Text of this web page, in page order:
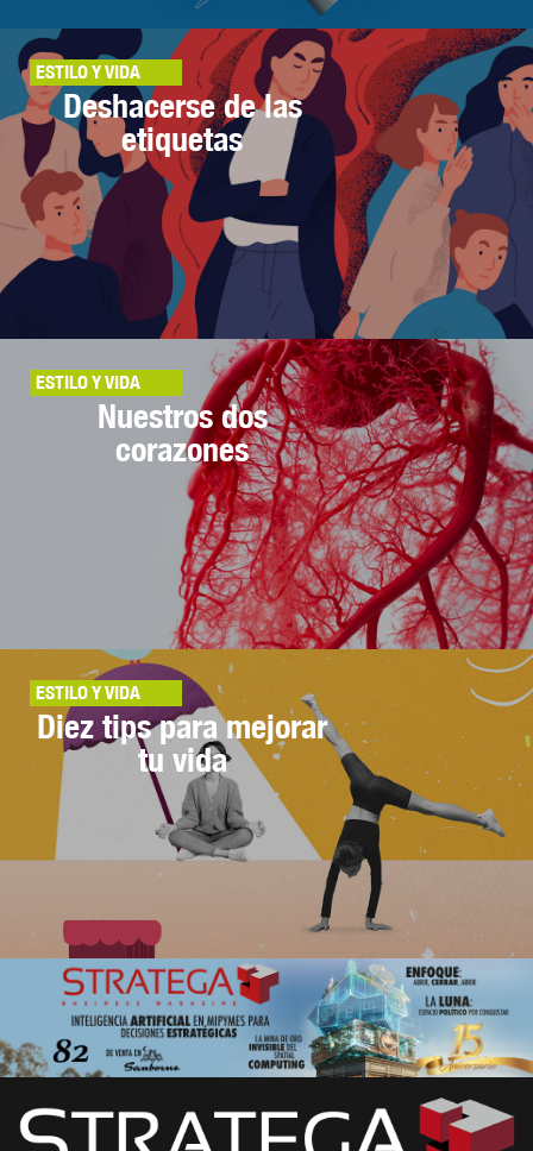
ESTILO Y VIDA
Deshacerse de las
etiquetas
ESTILO Y VIDA
Nuestros dos
corazones
ESTILO Y VIDA
Diez tips para mejorar
tu vida